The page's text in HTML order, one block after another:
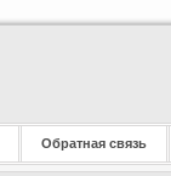
Обратная связь